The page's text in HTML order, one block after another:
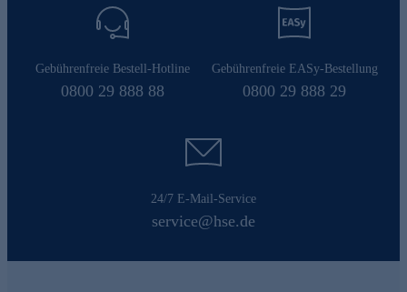
Gebührenfreie Bestell-Hotline
0800 29 888 88
Gebührenfreie EASy-Bestellung
0800 29 888 29
24/7 E-Mail-Service
service@hse.de